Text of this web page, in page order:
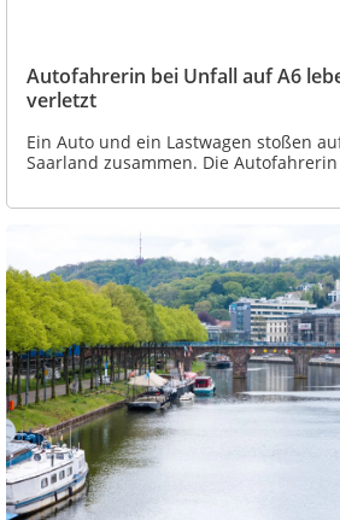
Autofahrerin bei Unfall auf A6
verletzt
Ein Auto und ein Lastwagen stoßen
Saarland zusammen. Die